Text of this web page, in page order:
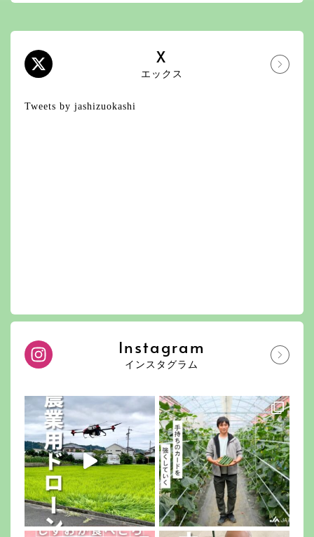
X
エックス
Tweets by jashizuokashi
Instagram
インスタグラム